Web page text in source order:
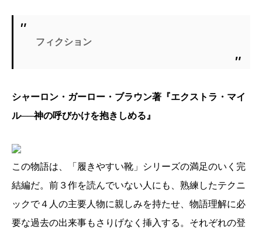
フィクション
シャーロン・ガーロー・ブラウン著『エクストラ・マイ
ル──神の呼びかけを抱きしめる』
この物語は、「履きやすい靴」シリーズの満足のいく完
結編だ。前３作を読んでいない人にも、熟練したテクニ
ックで４人の主要人物に親しみを持たせ、物語理解に必
要な過去の出来事もさりげなく挿入する。それぞれの登